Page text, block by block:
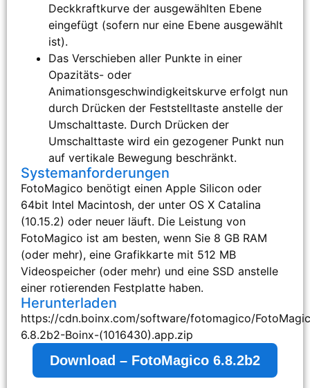
Deckkraftkurve der ausgewählten Ebene
eingefügt (sofern nur eine Ebene ausgewählt
ist).
Das Verschieben aller Punkte in einer
Opazitäts- oder
Animationsgeschwindigkeitskurve erfolgt nun
durch Drücken der Feststelltaste anstelle der
Umschalttaste. Durch Drücken der
Umschalttaste wird ein gezogener Punkt nun
auf vertikale Bewegung beschränkt.
Systemanforderungen
FotoMagico benötigt einen Apple Silicon oder
64bit Intel Macintosh, der unter OS X Catalina
(10.15.2) oder neuer läuft. Die Leistung von
FotoMagico ist am besten, wenn Sie 8 GB RAM
(oder mehr), eine Grafikkarte mit 512 MB
Videospeicher (oder mehr) und eine SSD anstelle
einer rotierenden Festplatte haben.
Herunterladen
https://cdn.boinx.com/software/fotomagico/
6.8.2b2-Boinx-(1016430).app.zip
Download – FotoMagico 6.8.2b2